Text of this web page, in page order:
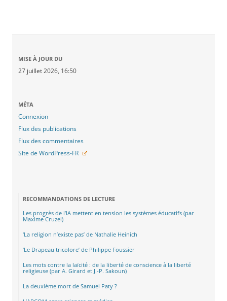
MISE À JOUR DU
27 juillet 2026, 16:50
MÉTA
Connexion
Flux des publications
Flux des commentaires
Site de WordPress-FR
RECOMMANDATIONS DE LECTURE
Les progrès de l’IA mettent en tension les systèmes éducatifs (par
Maxime Cruzel)
‘La religion n’existe pas’ de Nathalie Heinich
‘Le Drapeau tricolore’ de Philippe Foussier
Les mots contre la laïcité : de la liberté de conscience à la liberté
religieuse (par A. Girard et J.-P. Sakoun)
La deuxième mort de Samuel Paty ?